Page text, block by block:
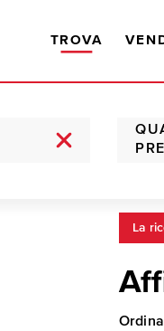
TROVA
La